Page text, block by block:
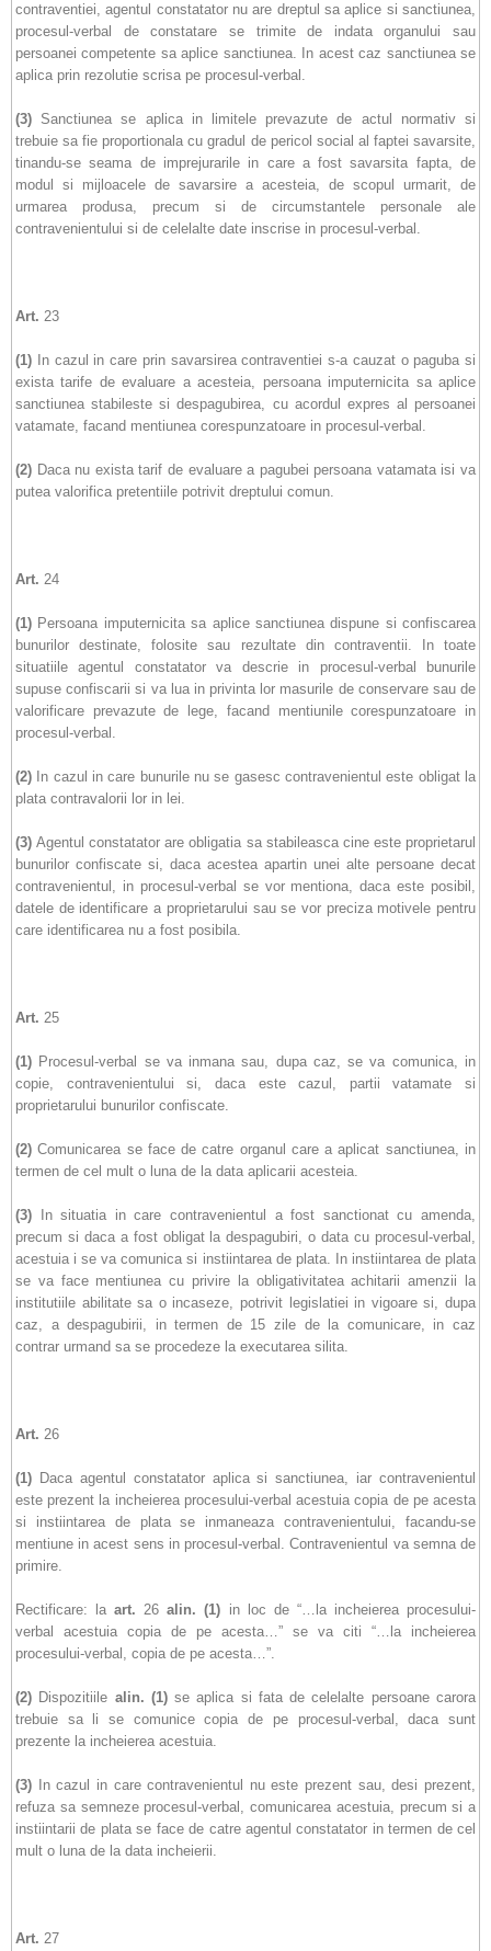
contraventiei, agentul constatator nu are dreptul sa aplice si sanctiunea,
procesul-verbal de constatare se trimite de indata organului sau
persoanei competente sa aplice sanctiunea. In acest caz sanctiunea se
aplica prin rezolutie scrisa pe procesul-verbal.
(3) Sanctiunea se aplica in limitele prevazute de actul normativ si
trebuie sa fie proportionala cu gradul de pericol social al faptei savarsite,
tinandu-se seama de imprejurarile in care a fost savarsita fapta, de
modul si mijloacele de savarsire a acesteia, de scopul urmarit, de
urmarea produsa, precum si de circumstantele personale ale
contravenientului si de celelalte date inscrise in procesul-verbal.
Art. 23
(1)
In cazul in care prin savarsirea contraventiei s-a cauzat o paguba si
exista tarife de evaluare a acesteia, persoana imputernicita sa aplice
sanctiunea stabileste si despagubirea, cu acordul expres al persoanei
vatamate, facand mentiunea corespunzatoare in procesul-verbal.
(2) Daca nu exista tarif de evaluare a pagubei persoana vatamata isi va
putea valorifica pretentiile potrivit dreptului comun.
Art. 24
(1) Persoana imputernicita sa aplice sanctiunea dispune si confiscarea
bunurilor destinate, folosite sau rezultate din contraventii. In toate
situatiile agentul constatator va descrie in procesul-verbal bunurile
supuse confiscarii si va lua in privinta lor masurile de conservare sau de
valorificare prevazute de lege, facand mentiunile corespunzatoare in
procesul-verbal.
(2) In cazul in care bunurile nu se gasesc contravenientul este obligat la
plata contravalorii lor in lei.
(3)Agentul constatator are obligatia sa stabileasca cine este proprietarul
bunurilor confiscate si, daca acestea apartin unei alte persoane decat
contravenientul, in procesul-verbal se vor mentiona, daca este posibil,
datele de identificare a proprietarului sau se vor preciza motivele pentru
care identificarea nu a fost posibila.
Art. 25
(1) Procesul-verbal se va inmana sau, dupa caz, se va comunica, in
copie, contravenientului si, daca este cazul, partii vatamate si
proprietarului bunurilor confiscate.
(2)Comunicarea se face de catre organul care a aplicat sanctiunea, in
termen de cel mult o luna de la data aplicarii acesteia.
(3)
In situatia in care contravenientul a fost sanctionat cu amenda,
precum si daca a fost obligat la despagubiri, o data cu procesul-verbal,
acestuia i se va comunica si instiintarea de plata. In instiintarea de plata
se va face mentiunea cu privire la obligativitatea achitarii amenzii la
institutiile abilitate sa o incaseze, potrivit legislatiei in vigoare si, dupa
caz, a despagubirii, in termen de 15 zile de la comunicare, in caz
contrar urmand sa se procedeze la executarea silita.
Art. 26
(1) Daca agentul constatator aplica si sanctiunea, iar contravenientul
este prezent la incheierea procesului-verbal acestuia copia de pe acesta
si instiintarea de plata se inmaneaza contravenientului, facandu-se
mentiune in acest sens in procesul-verbal. Contravenientul va semna de
primire.
Rectificare: laart. 26alin. (1) in loc de “…la incheierea procesului-
verbal acestuia copia de pe acesta…” se va citi “…la incheierea
procesului-verbal, copia de pe acesta…”.
(2) Dispozitiile alin. (1)se aplica si fata de celelalte persoane carora
trebuie sa li se comunice copia de pe procesul-verbal, daca sunt
prezente la incheierea acestuia.
(3)
In cazul in care contravenientul nu este prezent sau, desi prezent,
refuza sa semneze procesul-verbal, comunicarea acestuia, precum si a
instiintarii de plata se face de catre agentul constatator in termen de cel
mult o luna de la data incheierii.
Art. 27